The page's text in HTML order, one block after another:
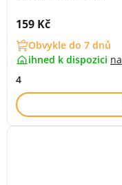
Cena s DPH:
159 Kč
Obvykle do 7 dnů
ihned k dispozici na
4